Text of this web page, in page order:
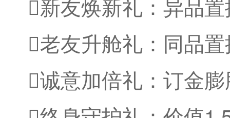
新友焕新礼：异品
老友升舱礼：同品
诚意加倍礼：订金